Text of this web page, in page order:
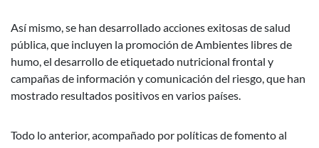
Así mismo, se han desarrollado acciones exitosas de salud
pública, que incluyen la promoción de Ambientes libres de
humo, el desarrollo de etiquetado nutricional frontal y
campañas de información y comunicación del riesgo, que han
mostrado resultados positivos en varios países.
Todo lo anterior, acompañado por políticas de fomento al